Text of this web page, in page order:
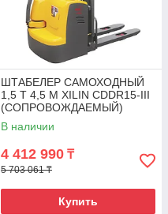
ШТАБЕЛЕР САМОХОДНЫЙ
1,5 Т 4,5 М XILIN CDDR15-III
(СОПРОВОЖДАЕМЫЙ)
В наличии
4 412 990 ₸
5 703 061 ₸
Купить